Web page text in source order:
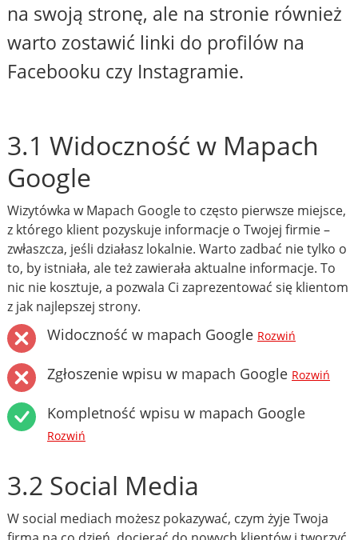
na swoją stronę, ale na stronie również
warto zostawić linki do profilów na
Facebooku czy Instagramie.
3.1 Widoczność w Mapach
Google
Wizytówka w Mapach Google to często pierwsze miejsce,
z którego klient pozyskuje informacje o Twojej firmie –
zwłaszcza, jeśli działasz lokalnie. Warto zadbać nie tylko o
to, by istniała, ale też zawierała aktualne informacje. To
nic nie kosztuje, a pozwala Ci zaprezentować się klientom
z jak najlepszej strony.
Widoczność w mapach Google Rozwiń
Zgłoszenie wpisu w mapach Google Rozwiń
Kompletność wpisu w mapach Google
Rozwiń
3.2 Social Media
W social mediach możesz pokazywać, czym żyje Twoja